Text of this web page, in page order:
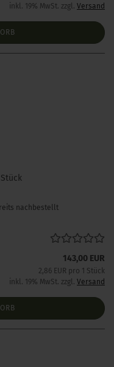
inkl. 19% MwSt. zzgl. Versand
nachbestellt
143,00 EUR
2,86 EUR pro 1 Stück
inkl. 19% MwSt. zzgl. Versand